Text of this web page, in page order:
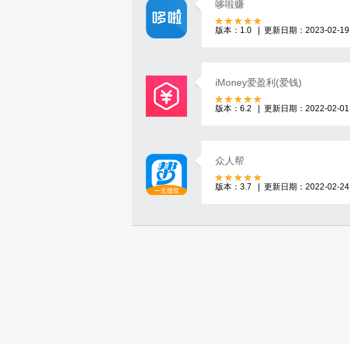
哆啦赚
版本：1.0 | 更新日期：2023-02-19
iMoney爱盈利(爱钱)
版本：6.2 | 更新日期：2022-02-01
众人帮
版本：3.7 | 更新日期：2022-02-24